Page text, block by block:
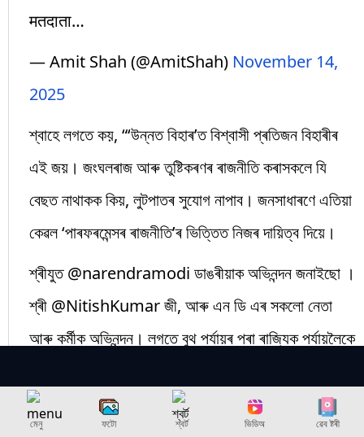
मतदाता…
— Amit Shah (@AmitShah) November 14,
2025
শ্বাহে লগতে কয়, “‘উন্নত বিহাৰ’ত বিশ্বাসী প্ৰতিজন বিহাৰীৰ
এই জয়। জংঘলৰাজ আৰু তুষ্টিকৰণৰ ৰাজনীতি কৰাসকলে যি
বেছত নাথাকক কিয়, লুটপাতৰ সুযোগ নাপাব। জনসাধাৰণে এতিয়া
কেৱল ‘পাৰফৰমেন্সৰ ৰাজনীতি’ৰ ভিত্তিত নিজৰ দায়িত্ব দিয়ে।
শ্ৰীযুত @narendramodi ডাঙৰীয়াক অভিনন্দন জনাইছো ।
শ্ৰী @NitishKumar জী, আৰু এন ডি এৰ সকলো নেতা
আৰু কৰ্মীক অভিনন্দন। লগতে বুথ পৰ্যায়ৰ পৰা ৰাজ্যিক পৰ্যায়লৈকে
নিজৰ অক্লান্ত পৰিশ্ৰমৰ জৰিয়তে এই ফলাফল বাস্তৱত পৰিণত
মেনু ফটো শ্বৰ্ট ভিডিঅ ৱেব ষ্টৰী